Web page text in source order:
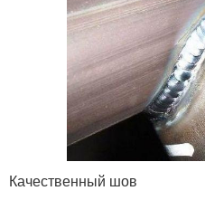
Качественный шов